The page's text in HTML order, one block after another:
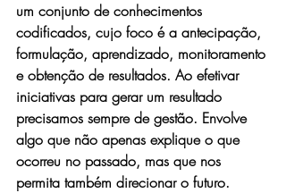
um conjunto de conhecimentos
codificados, cujo foco é a antecipação,
formulação, aprendizado, monitoramento
e obtenção de resultados. Ao efetivar
iniciativas para gerar um resultado
precisamos sempre de gestão. Envolve
algo que não apenas explique o que
ocorreu no passado, mas que nos
permita também direcionar o futuro.